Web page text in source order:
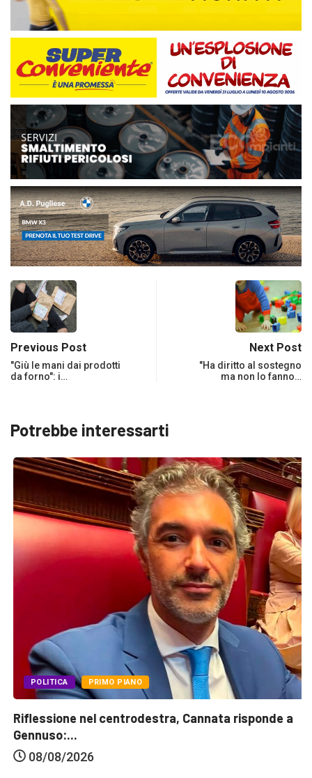
Previous Post
"Giù le mani dai prodotti
da forno": i…
Next Post
"Ha diritto al sostegno
ma non lo fanno…
Potrebbe interessarti
POLITICA PRIMO PIANO
Riflessione nel centrodestra, Cannata risponde a
Gennuso:...
08/08/2026